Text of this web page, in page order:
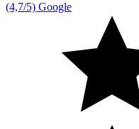
(4,7/5) Google